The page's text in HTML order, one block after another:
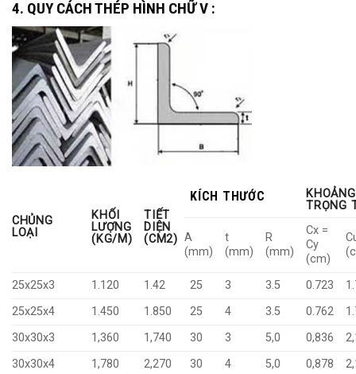
4. QUY CÁCH THÉP HÌNH CHỮ V :
CHỦNG
LOẠI
KHỐI
LƯỢNG
(KG/M)
TIẾT
DIỆN
(CM2)
KÍCH THƯỚC
TRỌNG
A
(mm)
t
(mm)
R
(mm)
Cx =
Cy
(cm)
25x25x3 1.120 1.42 25 3 3.5 0.723
25x25x4
1.450 1.850 25 4 3.5 0.762
30x30x3
1,360 1,740 30 3 5,0 0,836
30x30x4
1,780 2,270 30 4 5,0 0,878